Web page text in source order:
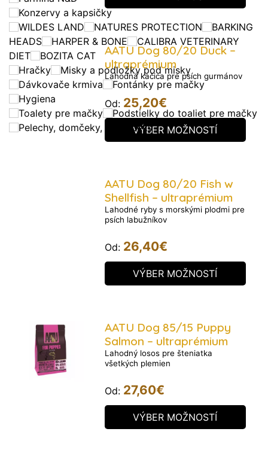
Konzervy a kapsičky
WILDES LAND
NATURES PROTECTION
BARKING
HEADS
HARPER & BONE
CALIBRA VETERINARY
DIET
BOZITA CAT
Hračky
Misky a podložky pod misky
Dávkovače krmiva
Fontánky pre mačky
Hygiena
Toalety pre mačky
Podstielky do toaliet pre mačky
Pelechy, domčeky, koberčeky
AATU Dog 80/20 Duck –
ultraprémium
Lahodná kačica pre psích gurmánov
Od: 25,20€
VÝBER MOŽNOSTÍ
AATU Dog 80/20 Fish w
Shellfish – ultraprémium
Lahodné ryby s morskými plodmi pre
psích labužníkov
Od: 26,40€
VÝBER MOŽNOSTÍ
AATU Dog 85/15 Puppy
Salmon – ultraprémium
Lahodný losos pre šteniatka
všetkých plemien
Od: 27,60€
VÝBER MOŽNOSTÍ